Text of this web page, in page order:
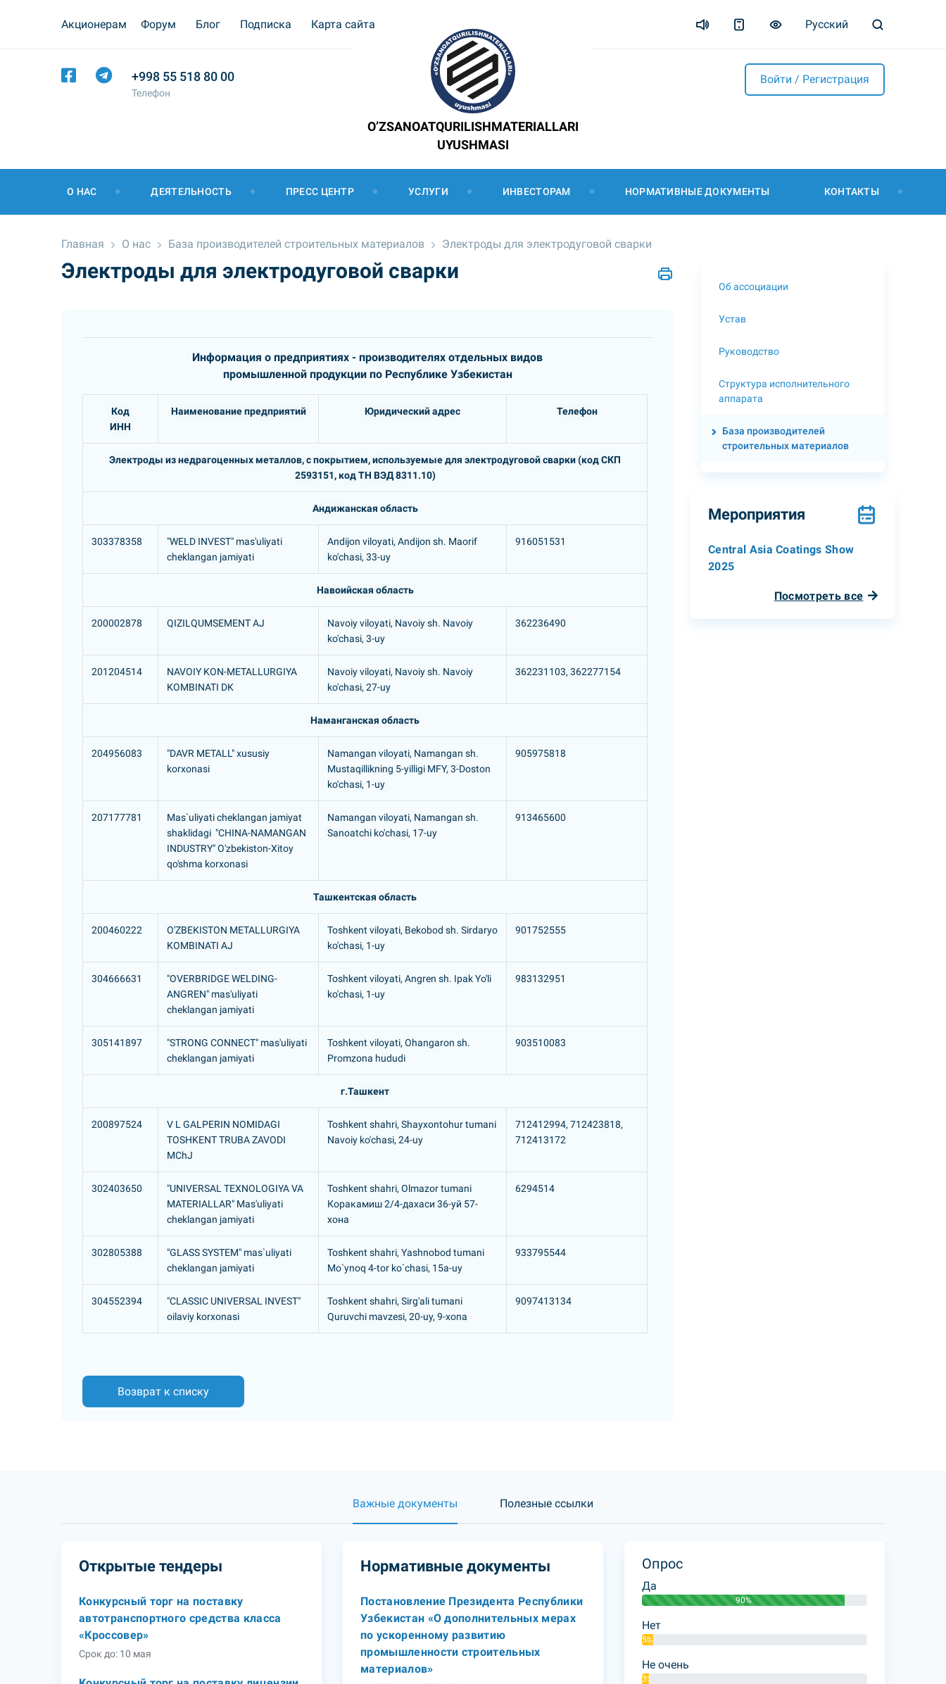
Акционерам Форум Блог Подписка Карта сайта Русский
+998 55 518 80 00
Телефон
Войти / Регистрация
O’ZSANOATQURILISHMATERIALLARI
UYUSHMASI
О НАС ДЕЯТЕЛЬНОСТЬ ПРЕСС ЦЕНТР УСЛУГИ ИНВЕСТОРАМ НОРМАТИВНЫЕ ДОКУМЕНТЫ КОНТАКТЫ
Главная О нас База производителей строительных материалов Электроды для электродуговой сварки
Электроды для электродуговой сварки
Информация о предприятиях - производителях отдельных видов
промышленной продукции по Республике Узбекистан
Код
ИНН
Наименование предприятий Юридический адрес Телефон
Электроды из недрагоценных металлов, с покрытием, используемые для электродуговой сварки (код СКП
2593151, код ТН ВЭД 8311.10)
Андижанская область
303378358
"WELD INVEST" mas'uliyati
cheklangan jamiyati
Andijon viloyati, Andijon sh. Maorif
ko'chasi, 33-uy
916051531
Навоийская область
200002878 QIZILQUMSEMENT AJ
Navoiy viloyati, Navoiy sh. Navoiy
ko'chasi, 3-uy
362236490
201204514
NAVOIY KON-METALLURGIYA
KOMBINATI DK
Navoiy viloyati, Navoiy sh. Navoiy
ko'chasi, 27-uy
362231103, 362277154
Наманганская область
204956083
"DAVR METALL" xususiy
korxonasi
Namangan viloyati, Namangan sh.
Mustaqillikning 5-yilligi MFY, 3-Doston
ko'chasi, 1-uy
905975818
207177781
Mas`uliyati cheklangan jamiyat
shaklidagi "CHINA-NAMANGAN
INDUSTRY" O'zbekiston-Xitoy
qo'shma korxonasi
Namangan viloyati, Namangan sh.
Sanoatchi ko'chasi, 17-uy
913465600
Ташкентская область
200460222
O'ZBEKISTON METALLURGIYA
KOMBINATI AJ
Toshkent viloyati, Bekobod sh. Sirdaryo
ko'chasi, 1-uy
901752555
304666631
"OVERBRIDGE WELDING-
ANGREN" mas'uliyati
cheklangan jamiyati
Toshkent viloyati, Angren sh. Ipak Yo'li
ko'chasi, 1-uy
983132951
305141897
"STRONG CONNECT" mas'uliyati
cheklangan jamiyati
Toshkent viloyati, Ohangaron sh.
Promzona hududi
903510083
г.Ташкент
200897524
V L GALPERIN NOMIDAGI
TOSHKENT TRUBA ZAVODI
MChJ
Toshkent shahri, Shayxontohur tumani
Navoiy ko'chasi, 24-uy
712412994, 712423818,
712413172
302403650
"UNIVERSAL TEXNOLOGIYA VA
MATERIALLAR" Mas'uliyati
cheklangan jamiyati
Toshkent shahri, Olmazor tumani
Коракамиш 2/4-дахаси 36-уй 57-
хона
6294514
302805388
"GLASS SYSTEM" mas`uliyati
cheklangan jamiyati
Toshkent shahri, Yashnobod tumani
Mo`ynoq 4-tor ko`chasi, 15a-uy
933795544
304552394
"CLASSIC UNIVERSAL INVEST"
oilaviy korxonasi
Toshkent shahri, Sirg'ali tumani
Quruvchi mavzesi, 20-uy, 9-xona
9097413134
Возврат к списку
Об ассоциации
Устав
Руководство
Структура исполнительного
аппарата
База производителей
строительных материалов
Мероприятия
Central Asia Coatings Show
2025
Посмотреть все
Важные документы Полезные ссылки
Открытые тендеры
Конкурсный торг на поставку
автотранспортного средства класса
«Кроссовер»
Срок до: 10 мая
Нормативные документы
Постановление Президента Республики
Узбекистан «О дополнительных мерах
по ускоренному развитию
промышленности строительных
материалов»
Опрос
Да
90%
Нет
5%
Не очень
3%